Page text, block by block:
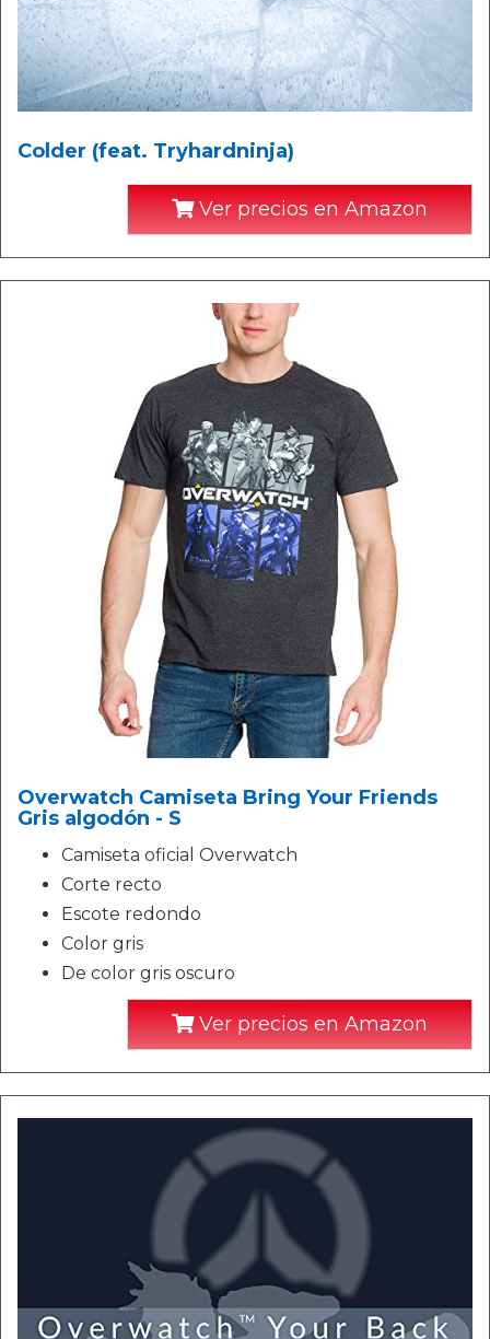
Colder (feat. Tryhardninja)
Ver precios en Amazon
Overwatch Camiseta Bring Your Friends
Gris algodón - S
Camiseta oficial Overwatch
Corte recto
Escote redondo
Color gris
De color gris oscuro
Ver precios en Amazon